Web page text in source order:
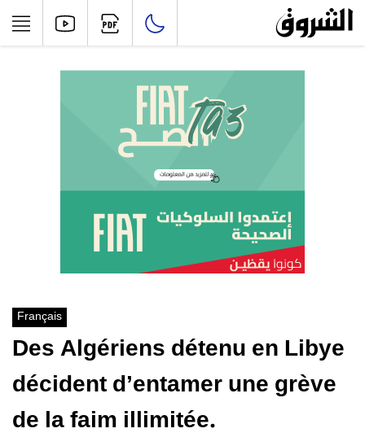
Français
Des Algériens détenu en Libye
décident d’entamer une grève
de la faim illimitée.